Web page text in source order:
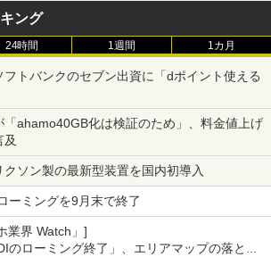
ング
24時間 1週間 1カ月
トバンクのセブン出資に「dポイント使える
「ahamo40GB化は検証のため」、料金値上げ
及
ソン製の最新型装置を国内初導入
ーミングを9月末で終了
業界 Watch」]
のローミング終了」、エリアマップの落とし